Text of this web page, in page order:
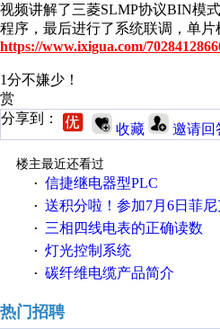
视频讲解了三菱SLMP协议BIN模
程序，最后进行了系统联调，单片
https://www.ixigua.com/
1分不嫌少！
赏
分享到：
收藏 邀请回
楼主最近还看过
· 信捷继电器型PLC
· 送积分啦！参加7月6日菲尼克斯在线研
· 三相四线电表的正确读数
· 灯光控制系统
· 碳纤维电缆产品简介
热门招聘